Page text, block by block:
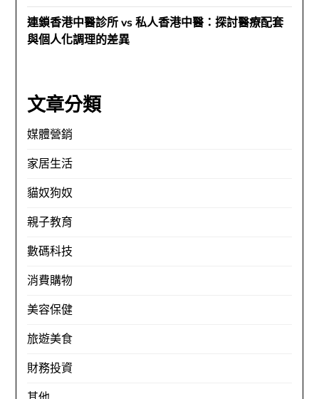
連鎖香港中醫診所 vs 私人香港中醫：探討醫療配套
與個人化調理的差異
文章分類
媒體營銷
家居生活
貓奴狗奴
親子教育
數碼科技
消費購物
美容保健
旅遊美食
財務投資